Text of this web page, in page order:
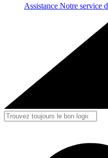
Assistance Notre service